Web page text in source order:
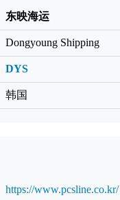
东映海运
Dongyoung Shipping
DYS
韩国
https://www.pcsline.co.kr/